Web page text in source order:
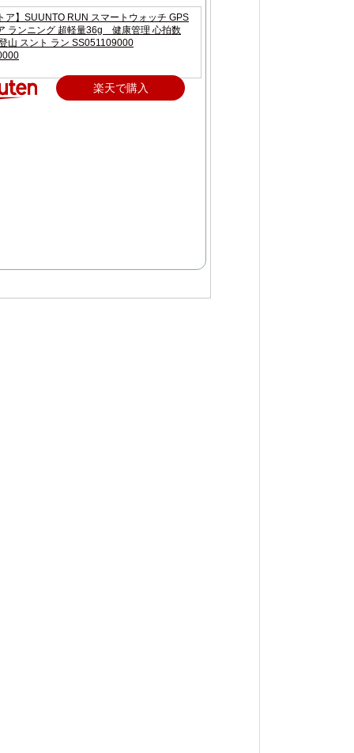
ア】SUUNTO RUN スマートウォッチ GPS
ランニング 超軽量36g 健康管理 心拍数
山 スント ラン SS051109000
楽天で購入